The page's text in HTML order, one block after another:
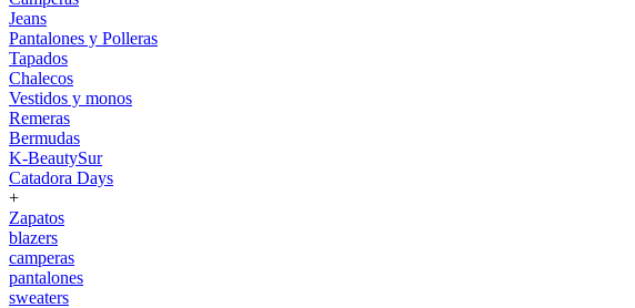
Jeans
Pantalones y Polleras
Tapados
Chalecos
Vestidos y monos
Remeras
Bermudas
K-BeautySur
Catadora Days
+
Zapatos
blazers
camperas
pantalones
sweaters